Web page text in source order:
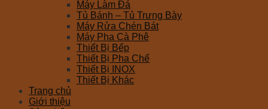
Máy Làm Đá
Tủ Bánh – Tủ Trưng Bày
Máy Rửa Chén Bát
Máy Pha Cà Phê
Thiết Bị Bếp
Thiết Bị Pha Chế
Thiết Bị INOX
Thiết Bị Khác
Trang chủ
Giới thiệu